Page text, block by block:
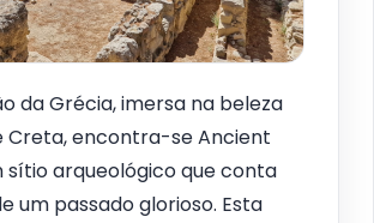
da Grécia, imersa na beleza
Creta, encontra-se Ancient
sítio arqueológico que conta
um passado glorioso. Esta